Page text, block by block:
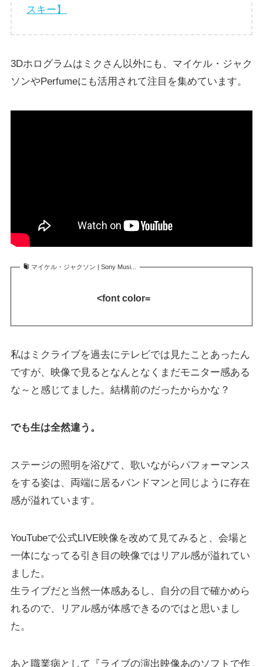
スキー】
3Dホログラムはミクさん以外にも、マイケル・ジャク
ソンやPerfumeにも活用されて注目を集めています。
マイケル・ジャクソン | Sony Musi...
<font color=
私はミクライブを過去にテレビでは見たことあったん
ですが、映像で見るとなんとなくまだモニター感ある
な～と感じてました。結構前のだったからかな？
でも生は全然違う。
ステージの照明を浴びて、歌いながらパフォーマンス
をする姿は、両端に居るバンドマンと同じように存在
感が溢れています。
YouTubeで公式LIVE映像を改めて見てみると、会場と
一体になってる引き目の映像ではリアル感が溢れてい
ました。
生ライブだと当然一体感あるし、自分の目で確かめら
れるので、リアル感が体感できるのではと思いまし
た。
あと職業病として『ライブの演出映像あのソフトで作